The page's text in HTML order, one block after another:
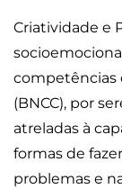
Criatividade e
competências
(BNCC), por
atreladas à
formas de
problemas e